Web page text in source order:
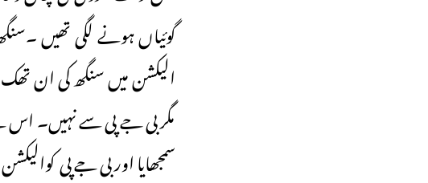
گوئیاں ہونے لگی تھیں
الیکشن میں سنگھ کی ان
مگر بی جے پی سے نہیں۔ اس نے
سمجھایا اور بی جے پی